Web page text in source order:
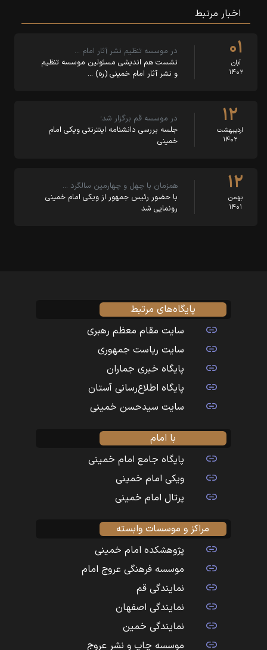
اخبار مرتبط
۰۱
آبان
۱۴۰۲
در موسسه تنظیم نشر آثار امام …
نشست هم اندیشی مسئولین موسسه تنظیم
و نشر آثار امام خمینی (ره) …
۱۲
اردیبهشت
۱۴۰۲
در موسسه قم برگزار شد؛
جلسه بررسی دانشنامه اینترنتی ویکی امام
خمینی
۱۲
بهمن
۱۴۰۱
همزمان با چهل و چهارمین سالگرد …
با حضور رئیس جمهور از ویکی امام خمینی
رونمایی شد
پایگاه‌های مرتبط
سایت مقام معظم رهبری
سایت ریاست جمهوری
پایگاه خبری جماران
پایگاه اطلاع‌رسانی آستان
سایت سیدحسن خمینی
با امام
پایگاه جامع امام خمینی
ویکی امام خمینی
پرتال امام خمینی
مراکز و موسسات وابسته
پژوهشکده امام خمینی
موسسه فرهنگی عروج امام
نمایندگی قم
نمایندگی اصفهان
نمایندگی خمین
موسسه چاپ و نشر عروج